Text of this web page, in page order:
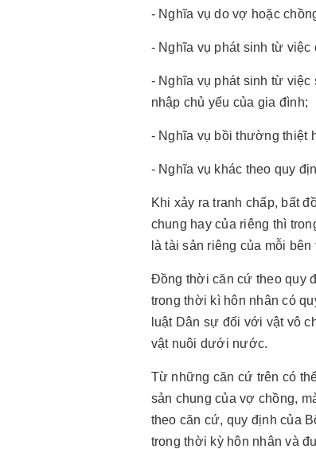
- Nghĩa vụ do vợ hoặc
- Nghĩa vụ phát sinh từ
- Nghĩa vụ phát sinh từ việc
nhập chủ yếu của gia đình;
- Nghĩa vụ bồi thường thiệt
- Nghĩa vụ khác theo quy
Khi xảy ra tranh chấp, bất
chung hay của riêng thì
là tài sản riêng của mỗi
Đồng thời căn cứ theo quy
trong thời kì hôn nhân có
luật Dân sự đối với vật vô
vật nuôi dưới nước.
Từ những căn cứ trên có
sản chung của vợ chồng,
theo căn cứ, quy định của
trong thời kỳ hôn nhân và